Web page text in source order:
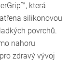
která
silikonovou
povrchů.
nahoru
zdravý vývoj